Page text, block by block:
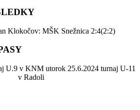
Klokočov: MŠK Snežnica 2:4(2:2)
U.9 v KNM utorok 25.6.2024 turnaj U-11
v Radoli